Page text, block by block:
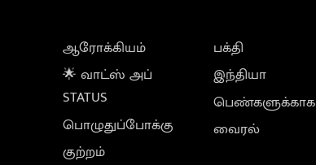
ஆரோக்கியம்
🌟 வாட்ஸ் அப்
STATUS
பொழுதுப்போக்கு
குற்றம்
பக்தி
இந்தியா
பெண்களுக்காக
வைரல்